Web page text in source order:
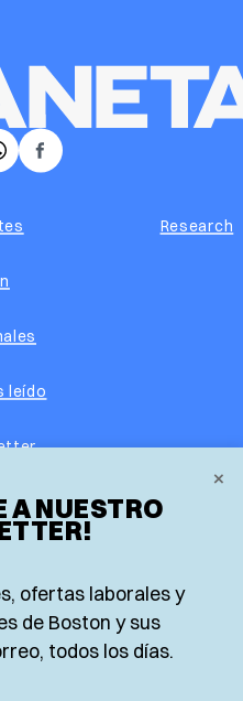
×
A NUESTRO
ofertas laborales y
de Boston y sus
todos los días.
Facebook
leído
impresa
with us
Research